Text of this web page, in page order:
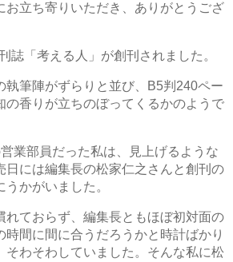
お立ち寄りいただき、ありがとうござ
「考える人」が創刊されました。
筆陣がずらりと並び、B5判240ペー
の香りが立ちのぼってくるかのようで
業部員だった私は、見上げるような
日には編集長の松家仁之さんと創刊の
かがいました。
ておらず、編集長ともほぼ初対面の
時間に間に合うだろうかと時計ばかり
そわそわしていました。そんな私に松